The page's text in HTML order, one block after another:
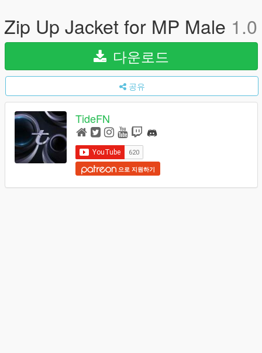
Zip Up Jacket for MP Male 1.0
다운로드
공유
TideFN
으로 지원하기